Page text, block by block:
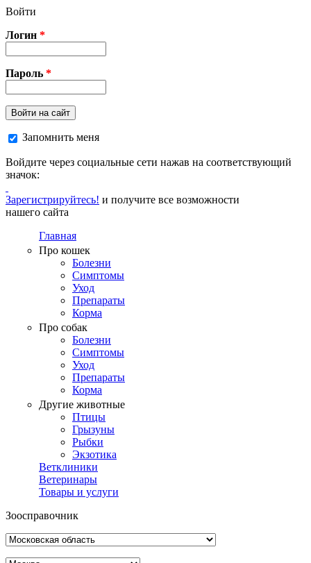
Перейти к основному содержанию
Войти
Логин *
Пароль *
Войти на сайт
Запомнить меня
Войдите через социальные сети нажав на соответствующий
значок:
Зарегистрируйтесь! и получите все возможности
нашего сайта
Главная
Про кошек
Болезни
Симптомы
Уход
Препараты
Корма
Про собак
Болезни
Симптомы
Уход
Препараты
Корма
Другие животные
Птицы
Грызуны
Рыбки
Экзотика
Ветклиники
Ветеринары
Товары и услуги
Зоосправочник